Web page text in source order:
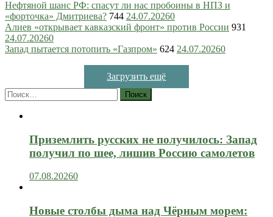
Нефтяной шанс РФ: спасут ли нас пробоины в НПЗ и
«форточка» Дмитриева? 744 24.07.20260
Алиев «открывает кавказский фронт» против России 931
24.07.20260
Запад пытается потопить «Газпром» 624 24.07.20260
Загрузить ещё
Найти:
Приземлить русских не получилось: Запад
получил по шее, лишив Россию самолетов
07.08.20260
Новые столбы дыма над Чёрным морем: